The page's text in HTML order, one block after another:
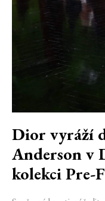
Dior vyráží
Anderson v
kolekci Pre-